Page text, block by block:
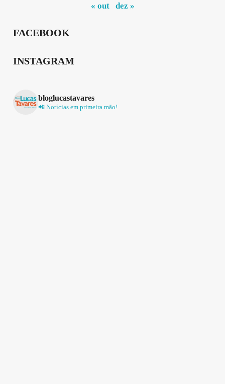
« out dez »
FACEBOOK
INSTAGRAM
bloglucastavares
📲 Notícias em primeira mão!